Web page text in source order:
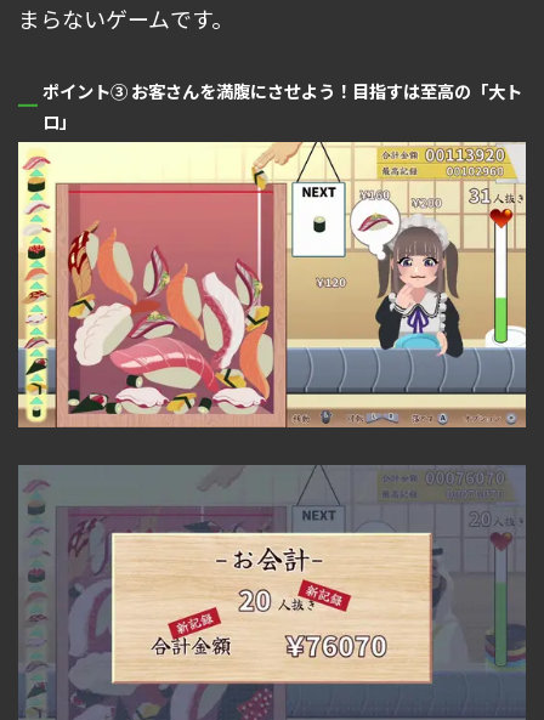
まらないゲームです。
ポイント③ お客さんを満腹にさせよう！ 目指すは至高の「大ト
ロ」